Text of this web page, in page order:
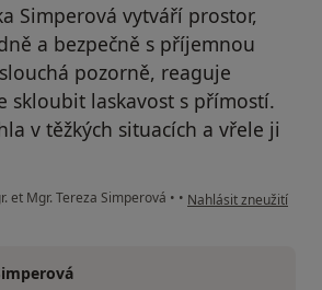
Simperová vytváří prostor,
a bezpečně s příjemnou
pozorně, reaguje
skloubit laskavost s přímostí.
v těžkých situacích a vřele ji
et Mgr. Tereza Simperová • • podle názoru
Nahlásit zneužití